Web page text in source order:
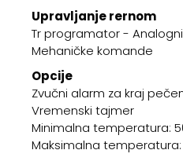
Upravljanje rernom
Tr programator -
Mehaničke komande
Opcije
Zvučni alarm za kraj
Vremenski tajmer
Minimalna temperatura:
Maksimalna temperatura: